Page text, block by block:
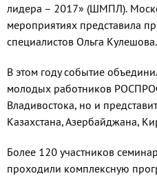
лидера – 2017» (ШМПЛ).
мероприятиях представила
специалистов Ольга Кулешова.
В этом году событие
молодых работников
Владивостока, но и
Казахстана, Азербайджана,
Более 120 участников
проходили комплексную